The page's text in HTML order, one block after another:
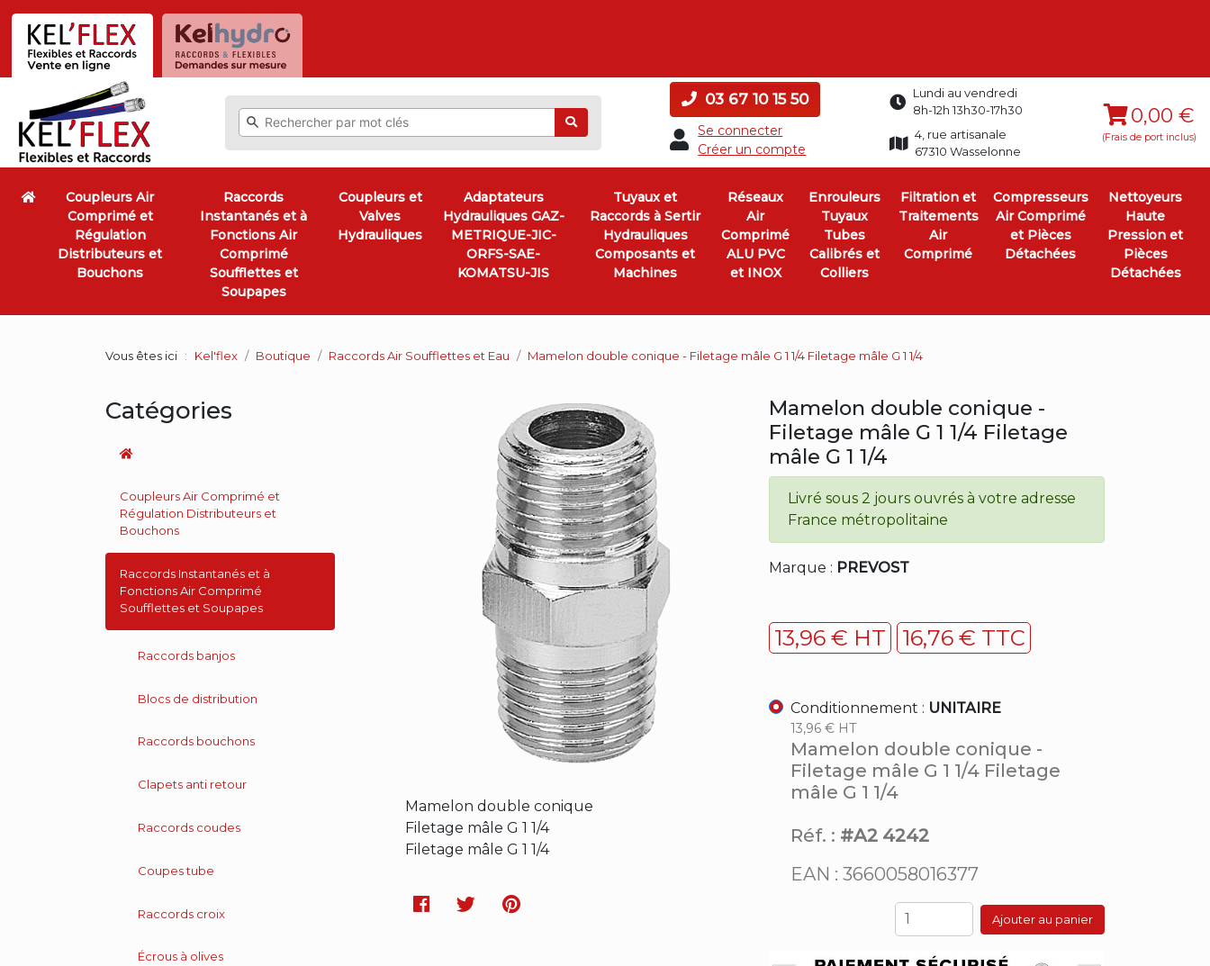
Ok
03 67 10 15 50
Se connecter
Créer un compte
Lundi au vendredi
8h-12h 13h30-17h30
4, rue artisanale
67310 Wasselonne
0,00 €
(Frais de port inclus)
Coupleurs Air
Comprimé et
Régulation
Distributeurs et
Bouchons
Raccords
Instantanés et à
Fonctions Air
Comprimé
Soufflettes et
Soupapes
Coupleurs et
Valves
Hydrauliques
Adaptateurs
Hydrauliques GAZ-
METRIQUE-JIC-
ORFS-SAE-
KOMATSU-JIS
Tuyaux et
Raccords à Sertir
Hydrauliques
Composants et
Machines
Réseaux
Air
Comprimé
ALU PVC
et INOX
Enrouleurs
Tuyaux
Tubes
Calibrés et
Colliers
Filtration et
Traitements
Air
Comprimé
Compresseurs
Air Comprimé
et Pièces
Détachées
Nettoyeurs
Haute
Pression et
Pièces
Détachées
Vous êtes ici Kel'flex Boutique Raccords Air Soufflettes et Eau Mamelon double conique - Filetage mâle G 1 1/4 Filetage mâle G 1 1/4
Mamelon double conique
Filetage mâle G 1 1/4
Filetage mâle G 1 1/4
Facebook
TwitterPinterest
Mamelon double conique -
Filetage mâle G 1 1/4 Filetage
mâle G 1 1/4
Livré sous 2 jours ouvrés à votre adresse
France métropolitaine
Marque : PREVOST
13,96 € HT 16,76 € TTC
Conditionnement : UNITAIRE
13,96 € HT
Mamelon double conique -
Filetage mâle G 1 1/4 Filetage
mâle G 1 1/4
Réf. : #A2 4242
EAN : 3660058016377
Ajouter au panier
Catégories
Coupleurs Air Comprimé et
Régulation Distributeurs et
Bouchons
Raccords Instantanés et à
Fonctions Air Comprimé
Soufflettes et Soupapes
Raccords banjos
Blocs de distribution
Raccords bouchons
Clapets anti retour
Raccords coudes
Coupes tube
Raccords croix
Écrous à olives